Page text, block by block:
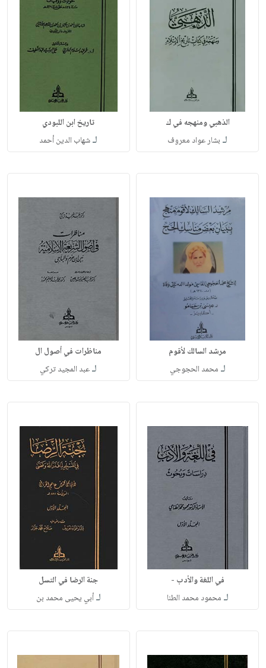
الذهبي ومنهجه في ك
لـ بشار عواد معروف
تاريخ ابن اللبودي
لـشهاب الدين أحمد
مرشد السالك لأقوم
لـ محمد الحجوجي
مناظرات في أصول ال
لـعبد المجيد تركي
في اللغة والأدب -
لـ محمود محمد الطنا
جنة الرضا في التسل
لـأبي يحيى محمد بن